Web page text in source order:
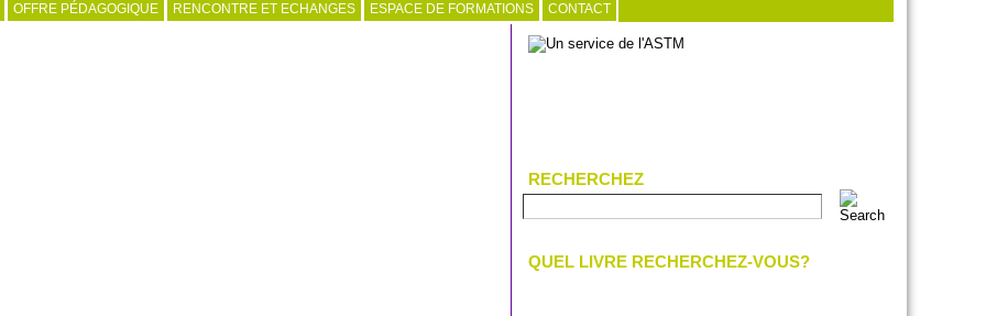
OFFRE PÉDAGOGIQUE RENCONTRE ET ECHANGES ESPACE DE FORMATIONS CONTACT
RECHERCHEZ
QUEL LIVRE RECHERCHEZ-VOUS?